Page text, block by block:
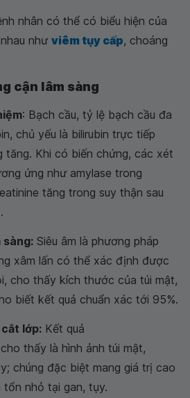
nhân có thể có biểu hiện của
như viêm tụy cấp, choáng
cận lâm sàng
: Bạch cầu, tỷ lệ bạch cầu đa
chủ yếu là bilirubin trực tiếp
tăng. Khi có biến chứng, các xét
ứng như amylase trong
tăng trong suy thận sau
sàng: Siêu âm là phương pháp
xâm lấn có thể xác định được
cho thấy kích thước của túi mật,
biết kết quả chuẩn xác tới 95%.
lớp: Kết quả
cho thấy là hình ảnh túi mật,
chúng đặc biệt mang giá trị cao
tổn nhỏ tại gan, tụy.